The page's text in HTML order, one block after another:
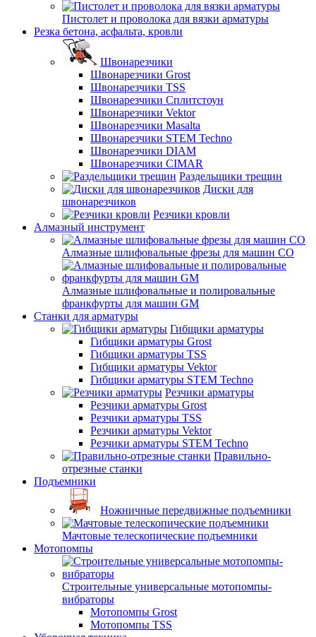
Пистолет и проволока для вязки арматуры
Резка бетона, асфальта, кровли
Швонарезчики
Швонарезчики Grost
Швонарезчики TSS
Швонарезчики Сплитстоун
Швонарезчики Vektor
Швонарезчики Masalta
Швонарезчики STEM Techno
Швонарезчики DIAM
Швонарезчики CIMAR
Раздельщики трещин
Диски для
швонарезчиков
Резчики кровли
Алмазный инструмент
Алмазные шлифовальные фрезы для машин СО
Алмазные шлифовальные и полировальные
франкфурты для машин GM
Станки для арматуры
Гибщики арматуры
Гибщики арматуры Grost
Гибщики арматуры TSS
Гибщики арматуры Vektor
Гибщики арматуры STEM Techno
Резчики арматуры
Резчики арматуры Grost
Резчики арматуры TSS
Резчики арматуры Vektor
Резчики арматуры STEM Techno
Правильно-
отрезные станки
Подъемники
Ножничные передвижные подъемники
Мачтовые телескопические подъемники
Мотопомпы
Строительные универсальные мотопомпы-
вибраторы
Мотопомпы Grost
Мотопомпы TSS